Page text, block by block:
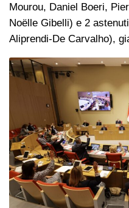
Mourou, Daniel Boeri,
Noëlle Gibelli) e 2
Aliprendi-De Carvalho),